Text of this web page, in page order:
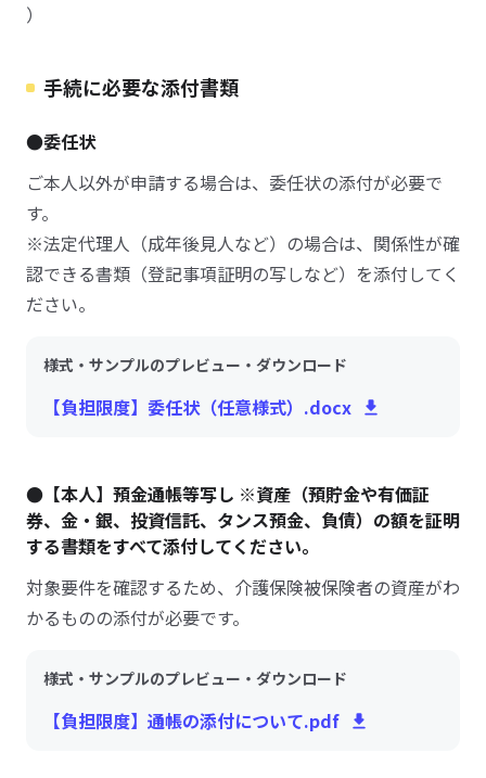
）
手続に必要な添付書類
●委任状
ご本人以外が申請する場合は、委任状の添付が必要で
す。
※法定代理人（成年後見人など）の場合は、関係性が確
認できる書類（登記事項証明の写しなど）を添付してく
ださい。
様式・サンプルのプレビュー・ダウンロード
【負担限度】委任状（任意様式）.docx
●【本人】預金通帳等写し ※資産（預貯金や有価証
券、金・銀、投資信託、タンス預金、負債）の額を証明
する書類をすべて添付してください。
対象要件を確認するため、介護保険被保険者の資産がわ
かるものの添付が必要です。
様式・サンプルのプレビュー・ダウンロード
【負担限度】通帳の添付について.pdf